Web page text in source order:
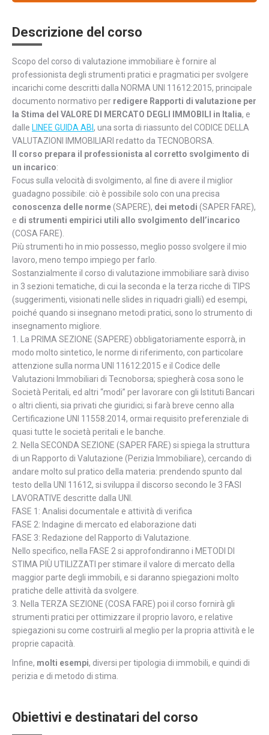
Descrizione del corso
Scopo del corso di valutazione immobiliare è fornire al
professionista degli strumenti pratici e pragmatici per svolgere
incarichi come descritti dalla NORMA UNI 11612:2015, principale
documento normativo per redigere Rapporti di valutazione per
la Stima del VALORE DI MERCATO DEGLI IMMOBILI in Italia, e
dalle LINEE GUIDA ABI , una sorta di riassunto del CODICE DELLA
VALUTAZIONI IMMOBILIARI redatto da TECNOBORSA.
Il corso prepara il professionista al corretto svolgimento di
un incarico:
Focus sulla velocità di svolgimento, al fine di avere il miglior
guadagno possibile: ciò è possibile solo con una precisa
conoscenza delle norme(SAPERE), dei metodi (SAPER FARE),
e di strumenti empirici utili allo svolgimento dell’incarico
(COSA FARE).
Più strumenti ho in mio possesso, meglio posso svolgere il mio
lavoro, meno tempo impiego per farlo.
Sostanzialmente il corso di valutazione immobiliare sarà diviso
in 3 sezioni tematiche, di cui la seconda e la terza ricche di TIPS
(suggerimenti, visionati nelle slides in riquadri gialli) ed esempi,
poiché quando si insegnano metodi pratici, sono lo strumento di
insegnamento migliore.
1. La PRIMA SEZIONE (SAPERE) obbligatoriamente esporrà, in
modo molto sintetico, le norme di riferimento, con particolare
attenzione sulla norma UNI 11612:2015 e il Codice delle
Valutazioni Immobiliari di Tecnoborsa; spiegherà cosa sono le
Società Peritali, ed altri “modi” per lavorare con gli Istituti Bancari
o altri clienti, sia privati che giuridici; si farà breve cenno alla
Certificazione UNI 11558:2014, ormai requisito preferenziale di
quasi tutte le società peritali e le banche.
2. Nella SECONDA SEZIONE (SAPER FARE) si spiega la struttura
di un Rapporto di Valutazione (Perizia Immobiliare), cercando di
andare molto sul pratico della materia: prendendo spunto dal
testo della UNI 11612, si sviluppa il discorso secondo le 3 FASI
LAVORATIVE descritte dalla UNI.
FASE 1: Analisi documentale e attività di verifica
FASE 2: Indagine di mercato ed elaborazione dati
FASE 3: Redazione del Rapporto di Valutazione.
Nello specifico, nella FASE 2 si approfondiranno i METODI DI
STIMA PIÙ UTILIZZATI per stimare il valore di mercato della
maggior parte degli immobili, e si daranno spiegazioni molto
pratiche delle attività da svolgere.
3. Nella TERZA SEZIONE (COSA FARE) poi il corso fornirà gli
strumenti pratici per ottimizzare il proprio lavoro, e relative
spiegazioni su come costruirli al meglio per la propria attività e le
proprie capacità.
Infine, molti esempi, diversi per tipologia di immobili, e quindi di
perizia e di metodo di stima.
Obiettivi e destinatari del corso